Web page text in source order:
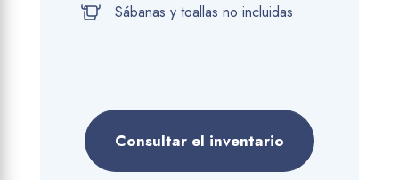
Sábanas y toallas no incluidas
Consultar el inventario